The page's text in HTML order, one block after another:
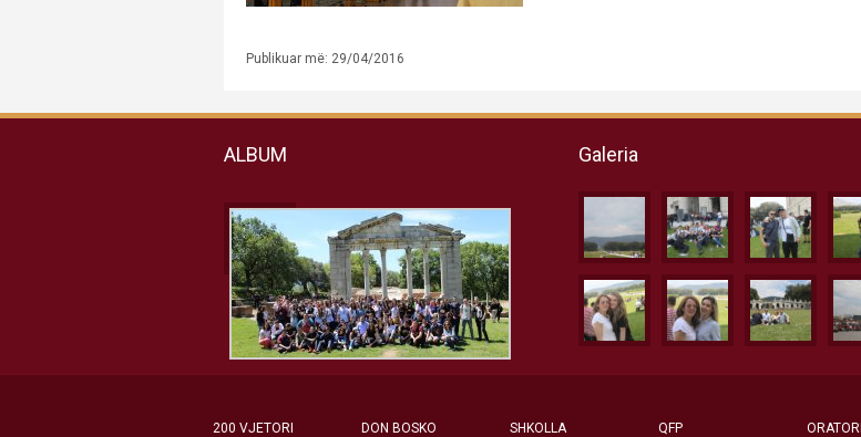
Publikuar më: 29/04/2016
ALBUM Galeria
200 VJETORI DON BOSKO SHKOLLA QFP ORATORI